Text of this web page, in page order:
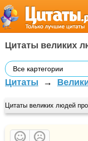
Цитаты великих
Все картегории
Цитаты →
Цитаты великих людей